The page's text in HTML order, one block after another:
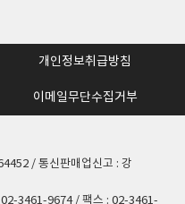
개인정보취급방침
이메일무단수집거부
/ 통신판매업신고 : 강
3461-9674 / 팩스 : 02-3461-